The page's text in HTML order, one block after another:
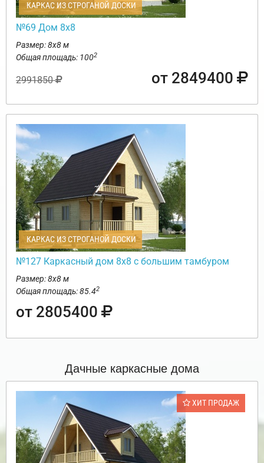
КАРКАС ИЗ СТРОГАНОЙ ДОСКИ
№69 Дом 8х8
Размер: 8х8 м
Общая площадь: 1002
2991850 от 2849400
КАРКАС ИЗ СТРОГАНОЙ ДОСКИ
№127 Каркасный дом 8х8 с большим тамбуром
Размер: 8х8 м
Общая площадь: 85.42
от 2805400
Дачные каркасные дома
ХИТ ПРОДАЖ